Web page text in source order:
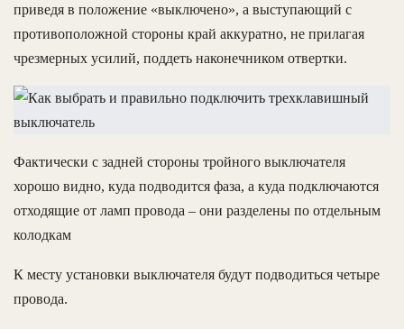
приведя в положение «выключено», а выступающий с
противоположной стороны край аккуратно, не прилагая
чрезмерных усилий, поддеть наконечником отвертки.
Фактически с задней стороны тройного выключателя
хорошо видно, куда подводится фаза, а куда подключаются
отходящие от ламп провода – они разделены по отдельным
колодкам
К месту установки выключателя будут подводиться четыре
провода.